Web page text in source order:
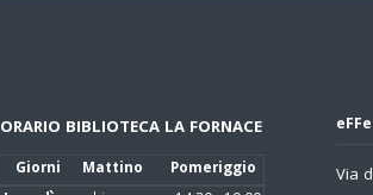
ORARIO BIBLIOTECA LA FORNACE
Giorni Mattino
Pomeriggio
Via